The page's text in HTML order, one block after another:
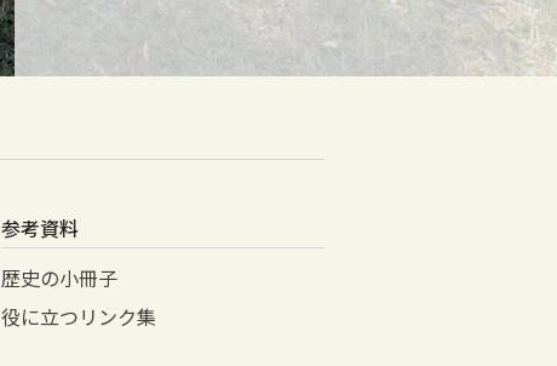
参考資料
歴史の小冊子
役に立つリンク集